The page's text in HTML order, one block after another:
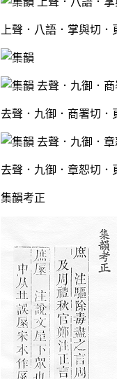
上聲．八語．掌與切．
去聲．九御．商署切．
去聲．九御．章恕切．
集韻考正